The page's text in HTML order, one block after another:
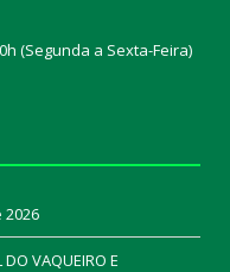
(Segunda a Sexta-Feira)
2026
DO VAQUEIRO E